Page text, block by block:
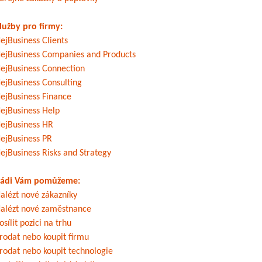
pro firmy:
Clients
Companies and Products
Connection
Consulting
Finance
Help
HR
PR
Risks and Strategy
Vám pomůžeme:
nové zákazníky
nové zaměstnance
pozici na trhu
nebo koupit firmu
nebo koupit technologie